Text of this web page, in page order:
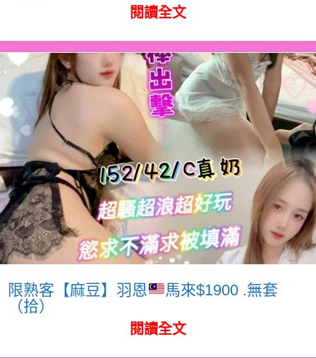
閱讀全文
限熟客【麻豆】羽恩
馬來$1900 .無套
（拾）
閱讀全文